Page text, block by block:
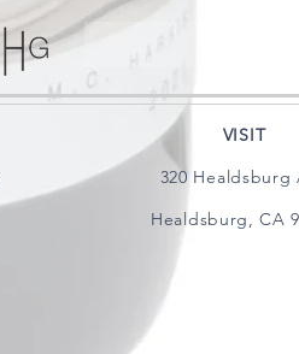
VISIT
320 Healdsburg
Healdsburg, CA